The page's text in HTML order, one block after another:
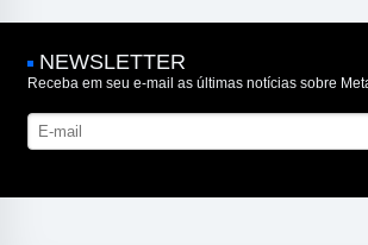
NEWSLETTER
Receba em seu e-mail as últimas notícias sobre